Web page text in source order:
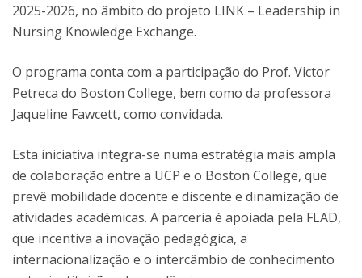
2025-2026, no âmbito do projeto LINK – Leadership in
Nursing Knowledge Exchange.
O programa conta com a participação do Prof. Victor
Petreca do Boston College, bem como da professora
Jaqueline Fawcett, como convidada.
Esta iniciativa integra-se numa estratégia mais ampla
de colaboração entre a UCP e o Boston College, que
prevê mobilidade docente e discente e dinamização de
atividades académicas. A parceria é apoiada pela FLAD,
que incentiva a inovação pedagógica, a
internacionalização e o intercâmbio de conhecimento